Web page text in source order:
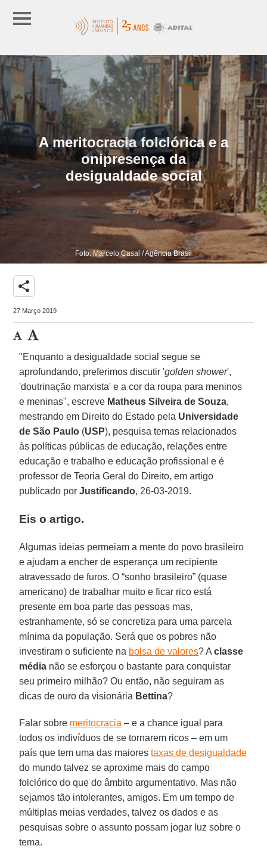
A meritocracia folclórica e a
onipresença da
desigualdade social
Foto: Marcelo Casal / Agência Brasil
share
27 Março 2019
"Enquanto a desigualdade social segue se
aprofundando, preferimos discutir 'golden shower',
'doutrinação marxista' e a cor da roupa para meninos
e meninas", escreve Matheus Silveira de Souza,
mestrando em Direito do Estado pela Universidade
de São Paulo (USP), pesquisa temas relacionados
às políticas públicas de educação, relações entre
educação e trabalho e educação profissional e é
professor de Teoria Geral do Direito, em artigo
publicado porJustificando, 26-03-2019.
Eis o artigo.
Algumas ideias permeiam a mente do povo brasileiro
e ajudam a encher de esperança um recipiente
atravessado de furos. O “sonho brasileiro” (quase
americano) de trabalhar muito e ficar rico está
presente em boa parte das pessoas mas,
estranhamente, só se concretiza para uma parcela
mínima da população. Será que os pobres não
investiram o suficiente na bolsa de valores? Aclasse
média não se esforçou o bastante para conquistar
seu primeiro milhão? Ou então, não seguiram as
dicas de ouro da visionária Bettina?
Falar sobre meritocracia – e a chance igual para
todos os indivíduos de se tornarem ricos – em um
país que tem uma das maiorestaxas de desigualdade
do mundo talvez se aproxime mais do campo
folclórico do que do âmbito argumentativo. Mas não
sejamos tão intolerantes, amigos. Em um tempo de
múltiplas meias verdades, talvez os dados e as
pesquisas sobre o assunto possam jogar luz sobre o
tema.